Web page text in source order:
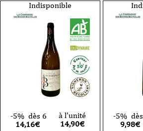
Indisponible
-5% dès 6
14,16€
à l'unité
14,90€
-5%
9,98€